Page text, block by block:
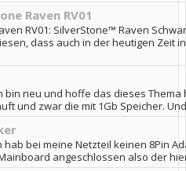
Raven RV01
RV01: SilverStone™ Raven
dass auch in der heutigen Zeit
bin neu und hoffe das dieses
und zwar die mit 1Gb Speicher.
hab bei meine Netzteil keinen 8Pin
angeschlossen also der